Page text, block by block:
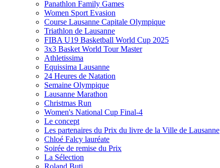
Panathlon Family Games
Women Sport Evasion
Course Lausanne Capitale Olympique
Triathlon de Lausanne
FIBA U19 Basketball World Cup 2025
3x3 Basket World Tour Master
Athletissima
Equissima Lausanne
24 Heures de Natation
Semaine Olympique
Lausanne Marathon
Christmas Run
Women's National Cup Final-4
Le concept
Les partenaires du Prix du livre de la Ville de Lausanne
Chloé Falcy lauréate
Soirée de remise du Prix
La Sélection
Roland Buti